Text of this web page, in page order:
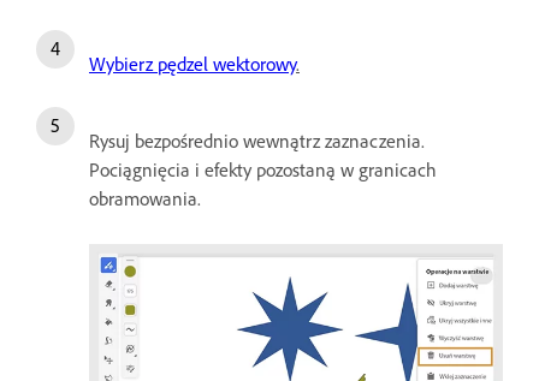
Wybierz pędzel wektorowy.
Rysuj bezpośrednio wewnątrz zaznaczenia.
Pociągnięcia i efekty pozostaną w granicach
obramowania.